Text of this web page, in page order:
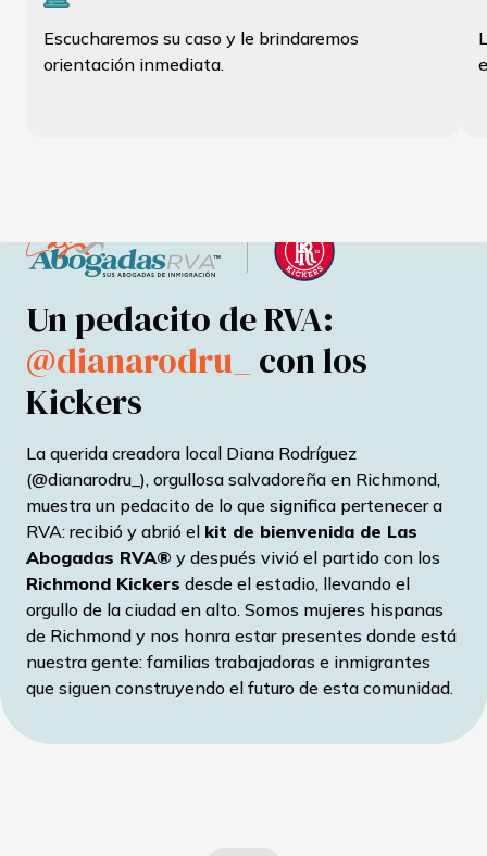
Escucharemos su caso y le brindaremos
orientación inmediata.
Un pedacito de RVA:
@dianarodru_ con los
Kickers
La querida creadora local Diana Rodríguez
(@dianarodru_), orgullosa salvadoreña en Richmond,
muestra un pedacito de lo que significa pertenecer a
RVA: recibió y abrió el kit de bienvenida de Las
Abogadas RVA® y después vivió el partido con los
Richmond Kickers desde el estadio, llevando el
orgullo de la ciudad en alto. Somos mujeres hispanas
de Richmond y nos honra estar presentes donde está
nuestra gente: familias trabajadoras e inmigrantes
que siguen construyendo el futuro de esta comunidad.